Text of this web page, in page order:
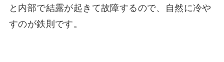
と内部で結露が起きて故障するので、自然に冷や
すのが鉄則です。